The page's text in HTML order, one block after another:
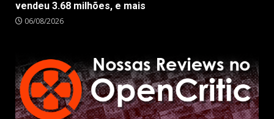
vendeu 3.68 milhões, e mais
06/08/2026